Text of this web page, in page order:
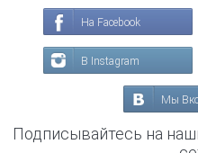
На Facebook
В Instagram
Мы
Подписывайтесь на